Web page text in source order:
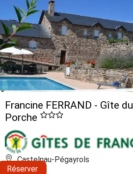
Francine FERRAND - Gîte du
Porche
Castelnau-Pégayrols
Réserver